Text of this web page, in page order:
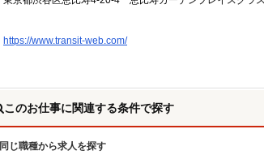
https://www.transit-web.com/
このお仕事に関連する条件で探す
同じ職種から求人を探す